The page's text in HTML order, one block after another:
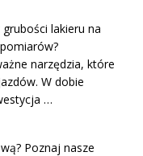
lakieru na
narzędzia, które
W dobie
…
Poznaj nasze